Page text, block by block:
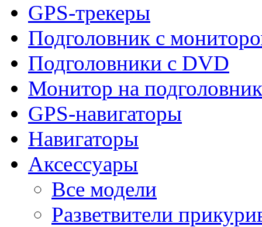
GPS-трекеры
Подголовник с
Подголовники с DVD
Монитор на подголовник
GPS-навигаторы
Навигаторы
Аксессуары
Все модели
Разветвители